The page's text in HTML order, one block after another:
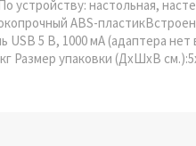
устройству: настольная,
ABS-
USB 5 В, 1000 мА (адаптера
Размер упаковки (ДхШхВ